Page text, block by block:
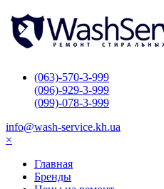
(063)-570-3-999
(096)-929-3-999
(099)-078-3-999
info@wash-service.kh.ua
×
Главная
Бренды